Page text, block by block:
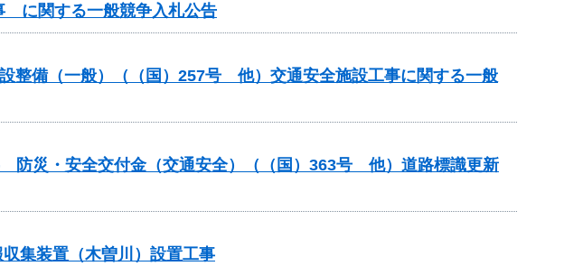
に関する一般競争入札公告
整備（一般）（（国）257号 他）交通安全施設工事に関する一般
防災・安全交付金（交通安全）（（国）363号 他）道路標識更新
集装置（木曽川）設置工事